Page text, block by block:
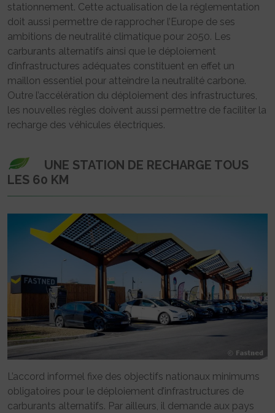
stationnement. Cette actualisation de la réglementation
doit aussi permettre de rapprocher l’Europe de ses
ambitions de neutralité climatique pour 2050. Les
carburants alternatifs ainsi que le déploiement
d’infrastructures adéquates constituent en effet un
maillon essentiel pour atteindre la neutralité carbone.
Outre l’accélération du déploiement des infrastructures,
les nouvelles règles doivent aussi permettre de faciliter la
recharge des véhicules électriques.
UNE STATION DE RECHARGE TOUS
LES 60 KM
L’accord informel fixe des objectifs nationaux minimums
obligatoires pour le déploiement d’infrastructures de
carburants alternatifs. Par ailleurs, il demande aux pays